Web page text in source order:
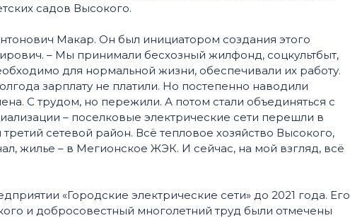
садов Высокого.
Макар. Он был инициатором создания этого
– Мы принимали бесхозный жилфонд, соцкультбыт,
для нормальной жизни, обеспечивали их работу.
зарплату не платили. Но постепенно наводили
С трудом, но пережили. А потом стали объединяться с
– поселковые электрические сети перешли в
сетевой район. Всё тепловое хозяйство Высокого,
жилье – в Мегионское ЖЭК. И сейчас, на мой взгляд, всё
«Городские электрические сети» до 2021 года. Его
и добросовестный многолетний труд были отмечены